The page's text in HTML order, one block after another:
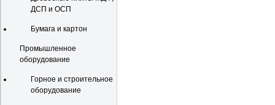
ДСП и ОСП
Бумага и картон
Промышленное
оборудование
Горное и строительное
оборудование